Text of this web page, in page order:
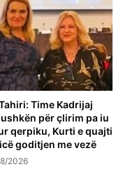
Time Kadrijaj
për çlirim pa iu
qerpiku, Kurti e quajti
goditjen me vezë
2026